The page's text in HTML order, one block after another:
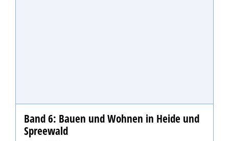
Band 6: Bauen und Wohnen in Heide und
Spreewald